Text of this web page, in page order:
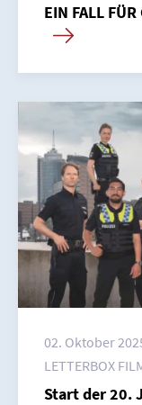
EIN FALL
02. Oktober
LETTERBOX
Start der 20.